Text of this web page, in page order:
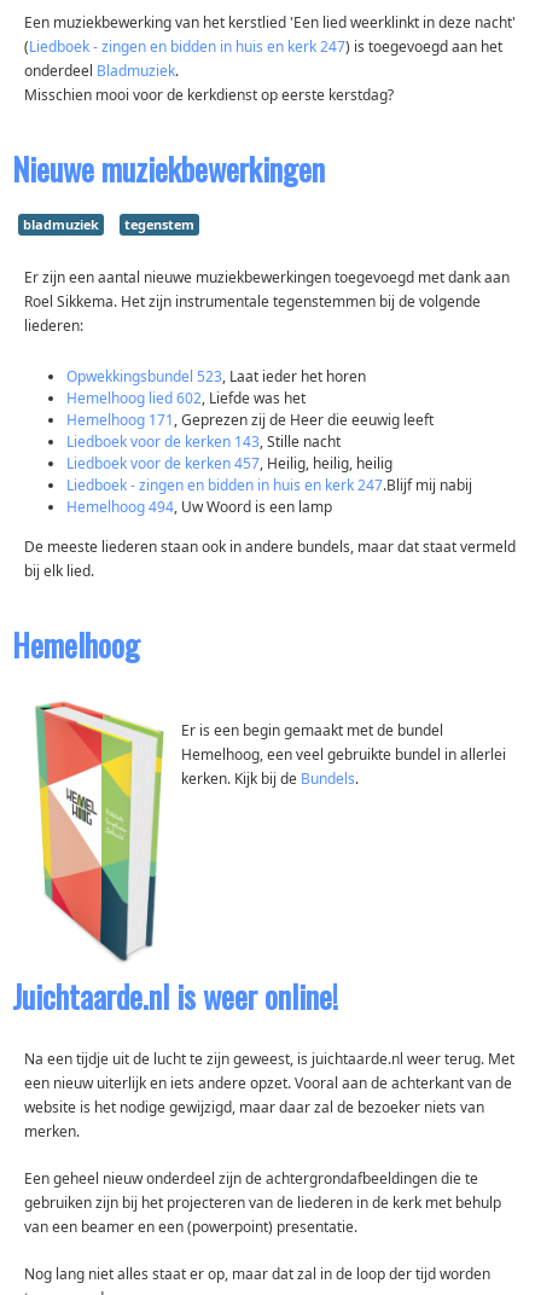
Een muziekbewerking van het kerstlied 'Een lied weerklinkt in deze nacht'
(Liedboek - zingen en bidden in huis en kerk 247) is toegevoegd aan het
onderdeel Bladmuziek.
Misschien mooi voor de kerkdienst op eerste kerstdag?
Nieuwe muziekbewerkingen
bladmuziek tegenstem
Er zijn een aantal nieuwe muziekbewerkingen toegevoegd met dank aan
Roel Sikkema. Het zijn instrumentale tegenstemmen bij de volgende
liederen:
Opwekkingsbundel 523, Laat ieder het horen
Hemelhoog lied 602, Liefde was het
Hemelhoog 171, Geprezen zij de Heer die eeuwig leeft
Liedboek voor de kerken 143, Stille nacht
Liedboek voor de kerken 457, Heilig, heilig, heilig
Liedboek - zingen en bidden in huis en kerk 247.Blijf mij nabij
Hemelhoog 494, Uw Woord is een lamp
De meeste liederen staan ook in andere bundels, maar dat staat vermeld
bij elk lied.
Hemelhoog
Er is een begin gemaakt met de bundel
Hemelhoog, een veel gebruikte bundel in allerlei
kerken. Kijk bij de Bundels.
Juichtaarde.nl is weer online!
Na een tijdje uit de lucht te zijn geweest, is juichtaarde.nl weer terug. Met
een nieuw uiterlijk en iets andere opzet. Vooral aan de achterkant van de
website is het nodige gewijzigd, maar daar zal de bezoeker niets van
merken.
Een geheel nieuw onderdeel zijn de achtergrondafbeeldingen die te
gebruiken zijn bij het projecteren van de liederen in de kerk met behulp
van een beamer en een (powerpoint) presentatie.
Nog lang niet alles staat er op, maar dat zal in de loop der tijd worden